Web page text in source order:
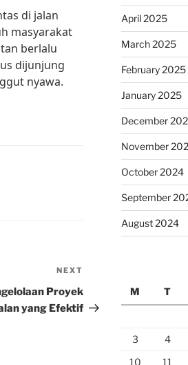
di jalan
masyarakat
berlalu
dijunjung
nyawa.
Post
NEXT
Proyek
yang Efektif
April 2025
March 2025
February 2025
January 2025
December
November
October 2024
September
August 2024
M
T
3
4
10
11